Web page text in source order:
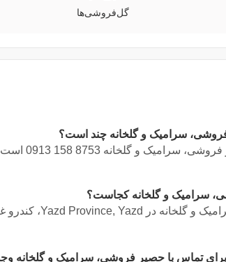
گل‌فروشی‌ها
سرامیک و گلخانه چند است؟
سرامیک و گلخانه 0913 158 8753
سرامیک و گلخانه کجاست؟
و گلخانه در
Yazd Province, Yazd، کندرو غربی، W82W+HM8, Iran، یزد، استان یزد
تماس با حصیر فروشی، سرامیک و گلخانه